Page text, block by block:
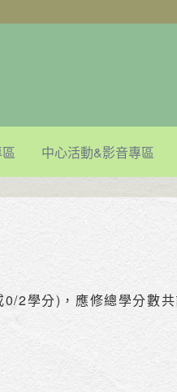
中心活動&影音專區
2學分)，應修總學分數